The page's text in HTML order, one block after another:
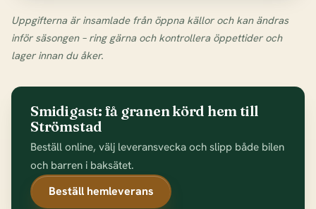
Uppgifterna är insamlade från öppna källor och kan ändras
inför säsongen – ring gärna och kontrollera öppettider och
lager innan du åker.
Smidigast: få granen körd hem till
Strömstad
Beställ online, välj leveransvecka och slipp både bilen
och barren i baksätet.
Beställ hemleverans